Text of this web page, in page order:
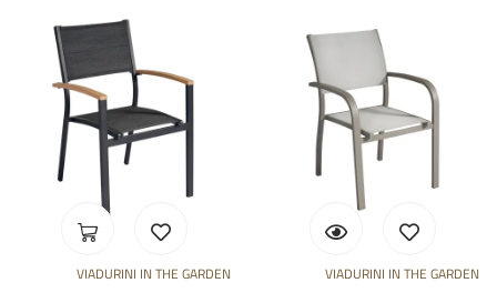
VIADURINI IN THE GARDEN VIADURINI IN THE GARDEN